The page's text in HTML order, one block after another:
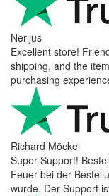
Nerijus
Excellent store!
shipping, and the
purchasing
Richard Möckel
Super Support!
Feuer bei der
wurde. Der Support